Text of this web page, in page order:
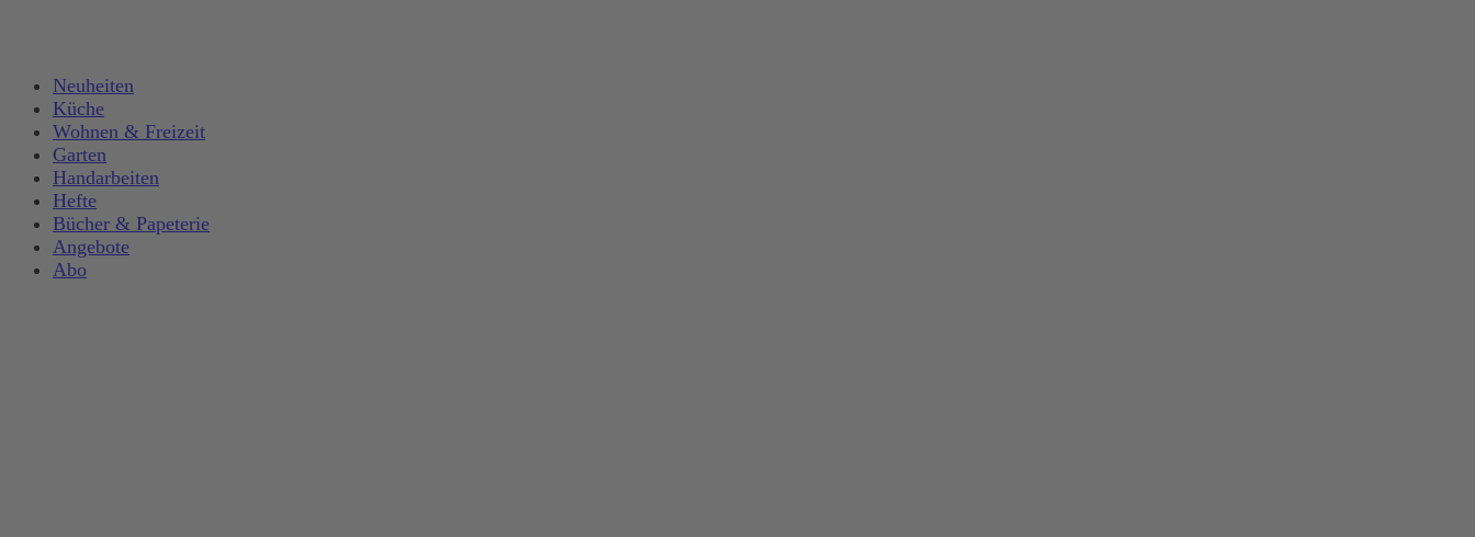
Neuheiten
Küche
Wohnen & Freizeit
Garten
Handarbeiten
Hefte
Bücher & Papeterie
Angebote
Abo